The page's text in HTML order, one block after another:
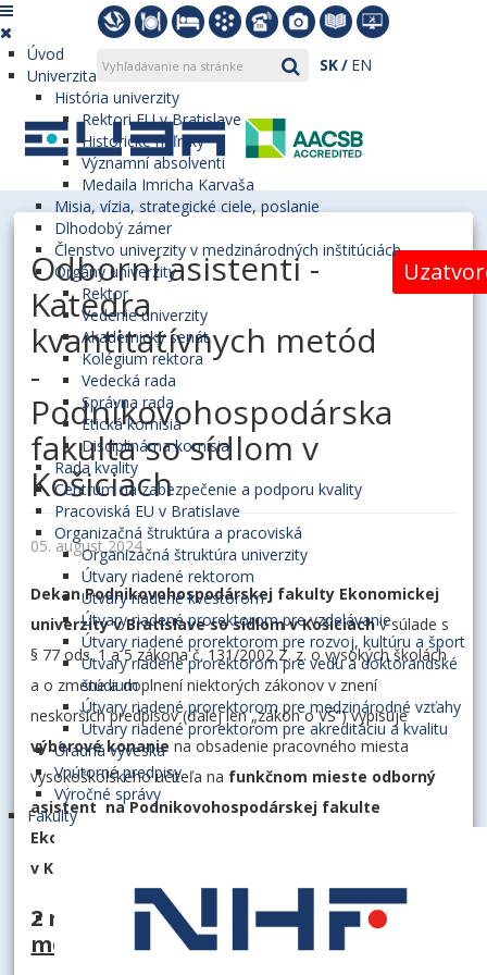
SK EN
Úvod
Univerzita
História univerzity
Rektori EU v Bratislave
Historické míľniky
Významní absolventi
Medaila Imricha Karvaša
Misia, vízia, strategické ciele, poslanie
Dlhodobý zámer
Členstvo univerzity v medzinárodných inštitúciách
Orgány univerzity
Rektor
Vedenie univerzity
Akademický senát
Kolégium rektora
Vedecká rada
Správna rada
Etická komisia
Disciplinárna komisia
Rada kvality
Centrum na zabezpečenie a podporu kvality
Pracoviská EU v Bratislave
Organizačná štruktúra a pracoviská
Organizačná štruktúra univerzity
Útvary riadené rektorom
Útvary riadené kvestorom
Útvary riadené prorektorom pre vzdelávanie
Útvary riadené prorektorom pre rozvoj, kultúru a šport
Útvary riadené prorektorom pre vedu a doktorandské
štúdium
Útvary riadené prorektorom pre medzinárodné vzťahy
Útvary riadené prorektorom pre akreditáciu a kvalitu
Úradná výveska
Vnútorné predpisy
Výročné správy
Fakulty
Odborní asistenti -
Katedra
kvantitatívnych metód
-
Podnikovohospodárska
fakulta so sídlom v
Košiciach
05. august 2024
Dekan Podnikovohospodárskej fakulty Ekonomickej
univerzity v Bratislave so sídlom v Košiciachv súlade s
§ 77 ods. 1 a 5 zákona č. 131/2002 Z. z. o vysokých školách
a o zmene a doplnení niektorých zákonov v znení
neskorších predpisov (ďalej len „zákon o VŠ“) vypisuje
výberové konaniena obsadenie pracovného miesta
vysokoškolského učiteľa na funkčnom mieste odborný
asistent na Podnikovohospodárskej fakulte
Ekonomickej univerzity v Bratislave so sídlom
v Košiciach
2 miesta naKatedre kvantitatívnych
metód